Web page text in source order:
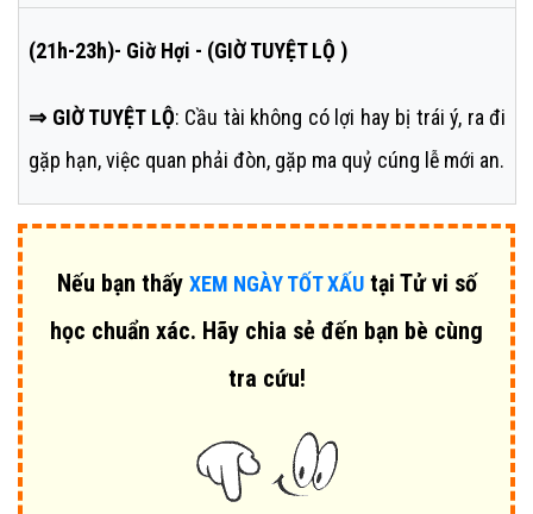
(21h-23h)- Giờ Hợi - (GIỜ TUYỆT LỘ )
⇒ GIỜ TUYỆT LỘ: Cầu tài không có lợi hay bị trái ý, ra đi
gặp hạn, việc quan phải đòn, gặp ma quỷ cúng lễ mới an.
Nếu bạn thấy XEM NGÀY TỐT XẤUtại Tử vi số
học chuẩn xác. Hãy chia sẻ đến bạn bè cùng
tra cứu!